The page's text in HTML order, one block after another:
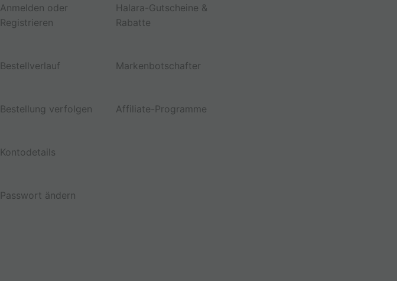
Anmelden oder
Registrieren
Bestellverlauf
Bestellung verfolgen
Kontodetails
Passwort ändern
Halara-Gutscheine &
Rabatte
Markenbotschafter
Affiliate-Programme